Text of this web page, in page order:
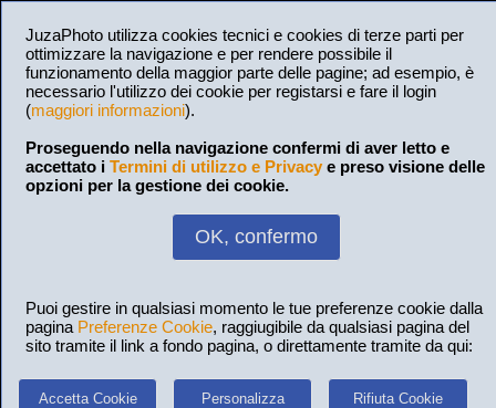
JuzaPhoto utilizza cookies tecnici e cookies di terze parti per
ottimizzare la navigazione e per rendere possibile il
funzionamento della maggior parte delle pagine; ad esempio, è
necessario l'utilizzo dei cookie per registarsi e fare il login
(maggiori informazioni).
Proseguendo nella navigazione confermi di aver letto e
accettato i Termini di utilizzo e Privacy e preso visione delle
opzioni per la gestione dei cookie.
OK, confermo
Puoi gestire in qualsiasi momento le tue preferenze cookie dalla
pagina Preferenze Cookie, raggiugibile da qualsiasi pagina del
sito tramite il link a fondo pagina, o direttamente tramite da qui:
Accetta Cookie Personalizza Rifiuta Cookie